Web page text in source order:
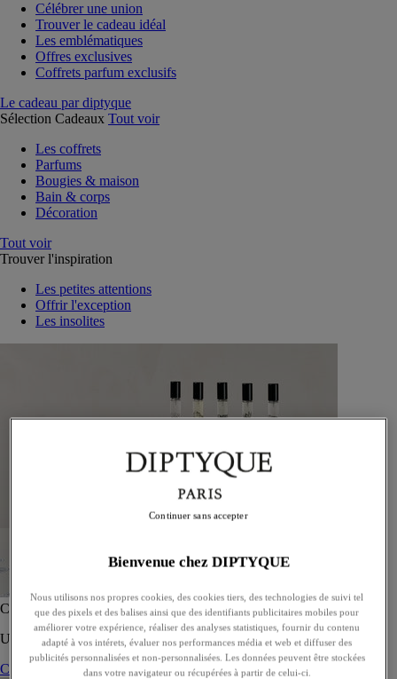
Célébrer une union
Trouver le cadeau idéal
Les emblématiques
Offres exclusives
Coffrets parfum exclusifs
Le cadeau par diptyque
Sélection Cadeaux Tout voir
Les coffrets
Parfums
Bougies & maison
Bain & corps
Décoration
Tout voir
Trouver l'inspiration
Les petites attentions
Offrir l'exception
Les insolites
Coffret de 5 eaux de toilette - À composer
Un coffret sur-mesure de cinq eaux de toilette, à offrir ou s’offrir.
Composer son coffret
Bienvenue chez DIPTYQUE
Nous utilisons nos propres cookies, des cookies tiers, des technologies de suivi tel
que des pixels et des balises ainsi que des identifiants publicitaires mobiles pour
améliorer votre expérience, réaliser des analyses statistiques, fournir du contenu
adapté à vos intérets, évaluer nos performances média et web et diffuser des
publicités personnalisées et non-personnalisées. Les données peuvent être stockées
dans votre navigateur ou récupérées à partir de celui-ci.
Continuer sans accepter